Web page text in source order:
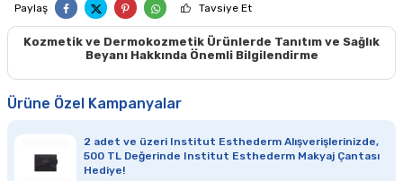
Paylaş Tavsiye Et
Kozmetik ve Dermokozmetik Ürünlerde Tanıtım ve Sağlık
Beyanı Hakkında Önemli Bilgilendirme
Ürüne Özel Kampanyalar
2 adet ve üzeri Institut Esthederm Alışverişlerinizde,
500 TL Değerinde Institut Esthederm Makyaj Çantası
Hediye!